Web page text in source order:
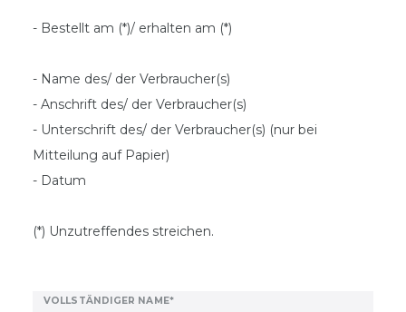
- Bestellt am (*)/ erhalten am (*)
- Name des/ der Verbraucher(s)
- Anschrift des/ der Verbraucher(s)
- Unterschrift des/ der Verbraucher(s) (nur bei
Mitteilung auf Papier)
- Datum
(*) Unzutreffendes streichen.
VOLLSTÄNDIGER NAME*
Ceres::Template.mailFormHoneypotLabel